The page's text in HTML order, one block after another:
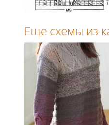
Еще схемы из